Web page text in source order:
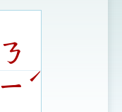
示
ㄋ
ㄧˊ